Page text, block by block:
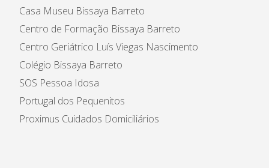
Casa Museu Bissaya Barreto
Centro de Formação Bissaya Barreto
Centro Geriátrico Luís Viegas Nascimento
Colégio Bissaya Barreto
SOS Pessoa Idosa
Portugal dos Pequenitos
Proximus Cuidados Domiciliários